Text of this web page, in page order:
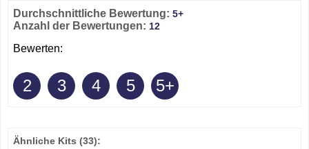
Durchschnittliche Bewertung: 5+
Anzahl der Bewertungen: 12
Bewerten:
2 3 4 5 5+
Ähnliche Kits (33):